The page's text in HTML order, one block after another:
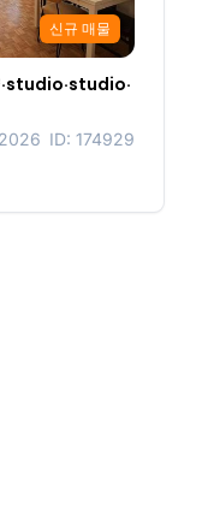
신규 매물
ID: 174929